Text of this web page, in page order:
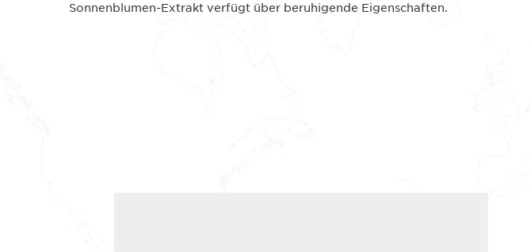
Sonnenblumen-Extrakt verfügt über beruhigende Eigenschaften.